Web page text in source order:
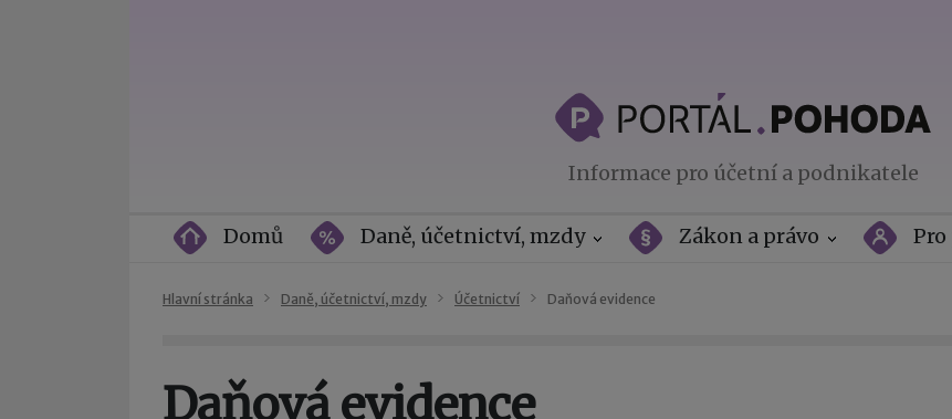
Informace pro účetní a podnikatele
Domů Daně, účetnictví, mzdy Zákon a právo
Hlavní stránka Daně, účetnictví, mzdy Účetnictví Daňová evidence
Daňová evidence